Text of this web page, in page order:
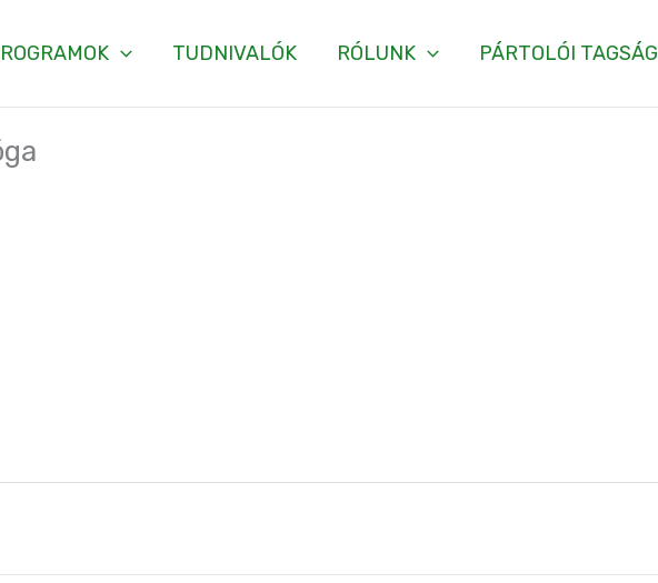
TUDNIVALÓK RÓLUNK PÁRTOLÓI TAGSÁG